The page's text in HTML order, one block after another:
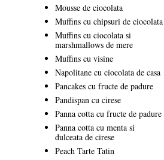
Mousse de ciocolata
Muffins cu chipsuri de ciocolata
Muffins cu ciocolata si
marshmallows de mere
Muffins cu visine
Napolitane cu ciocolata de casa
Pancakes cu fructe de padure
Pandispan cu cirese
Panna cotta cu fructe de padure
Panna cotta cu menta si
dulceata de cirese
Peach Tarte Tatin